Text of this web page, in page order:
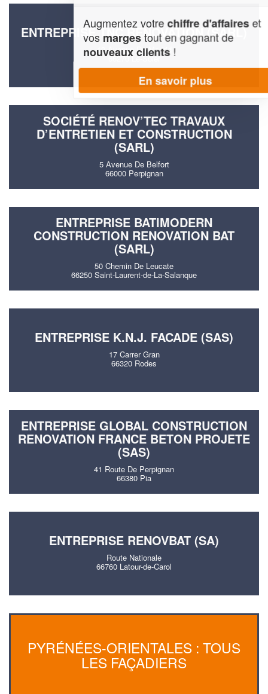
ENTREPRISE TNC RENOVATION (SARL)
12 Avenue De Madrid
66270 Le-Soler
SOCIÉTÉ RENOV’TEC TRAVAUX
D’ENTRETIEN ET CONSTRUCTION
(SARL)
5 Avenue De Belfort
66000 Perpignan
ENTREPRISE BATIMODERN
CONSTRUCTION RENOVATION BAT
(SARL)
50 Chemin De Leucate
66250 Saint-Laurent-de-La-Salanque
ENTREPRISE K.N.J. FACADE (SAS)
17 Carrer Gran
66320 Rodes
ENTREPRISE GLOBAL CONSTRUCTION
RENOVATION FRANCE BETON PROJETE
(SAS)
41 Route De Perpignan
66380 Pia
ENTREPRISE RENOVBAT (SA)
Route Nationale
66760 Latour-de-Carol
PYRÉNÉES-ORIENTALES : TOUS
LES FAÇADIERS
Augmentez votrechiffre d'affaireset
vosmargestout en gagnant de
nouveaux clients!
En savoir plus